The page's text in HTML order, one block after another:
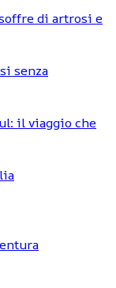
di artrosi e
senza
il viaggio che